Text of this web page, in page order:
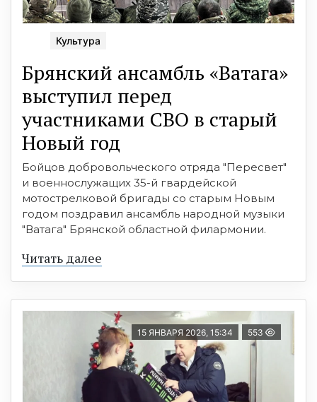
Культура
Брянский ансамбль «Ватага»
выступил перед
участниками СВО в старый
Новый год
Бойцов добровольческого отряда "Пересвет"
и военнослужащих 35-й гвардейской
мотострелковой бригады со старым Новым
годом поздравил ансамбль народной музыки
"Ватага" Брянской областной филармонии.
Читать далее
15 ЯНВАРЯ 2026, 15:34 553